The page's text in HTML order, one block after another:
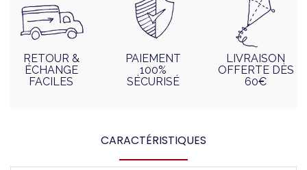
RETOUR &
ÉCHANGE
FACILES
PAIEMENT
100%
SÉCURISÉ
LIVRAISON
OFFERTE DÈS
60€
CARACTÉRISTIQUES